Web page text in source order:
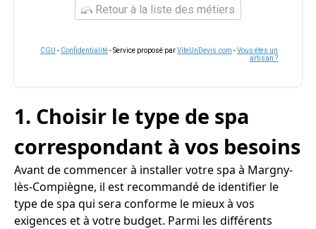
Retour à la liste des métiers
CGU - Confidentialité- Service proposé parViteUnDevis.com -Vous êtes un
artisan ?
1. Choisir le type de spa
correspondant à vos besoins
Avant de commencer à installer votre spa à Margny-
lès-Compiègne, il est recommandé de identifier le
type de spa qui sera conforme le mieux à vos
exigences et à votre budget. Parmi les différents